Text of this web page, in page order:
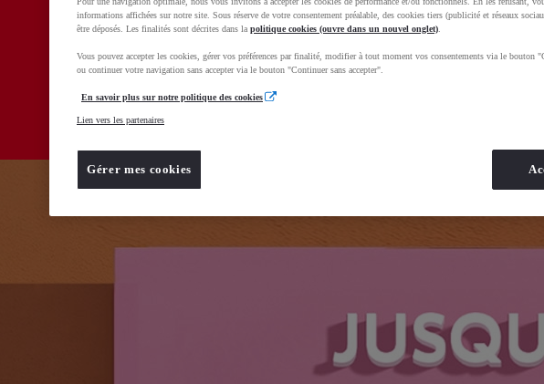
informations affichées sur notre site. Sous réserve de votre consentement préalable, des cookies tiers (publicité et réseaux
être déposés. Les finalités sont décrites dans la politique cookies (ouvre dans un nouvel onglet)
Vous pouvez accepter les cookies, gérer vos préférences par finalité, modifier à tout moment vos consentements via le bouton
ou continuer votre navigation sans accepter via le bouton "Continuer sans accepter".
En savoir plus sur notre politique des cookies
Lien vers les partenaires
Gérer mes cookies